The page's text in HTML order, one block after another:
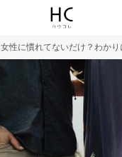
女性に慣れてないだけ？わか